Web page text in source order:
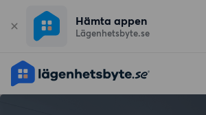
Hämta appen
Lägenhetsbyte.se